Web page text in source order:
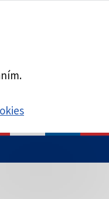
stránka je